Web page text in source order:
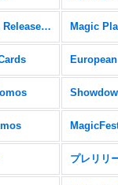
Launch Party & Release Event Promos Magic
プレリリ